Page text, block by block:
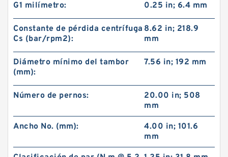
G1 milímetro: 0.25 in; 6.4 mm
Constante de pérdida centrífuga
Cs (bar/rpm2):
8.62 in; 218.9
mm
Diámetro mínimo del tambor
(mm):
7.56 in; 192 mm
Número de pernos:
20.00 in; 508
mm
Ancho No. (mm):
4.00 in; 101.6
mm